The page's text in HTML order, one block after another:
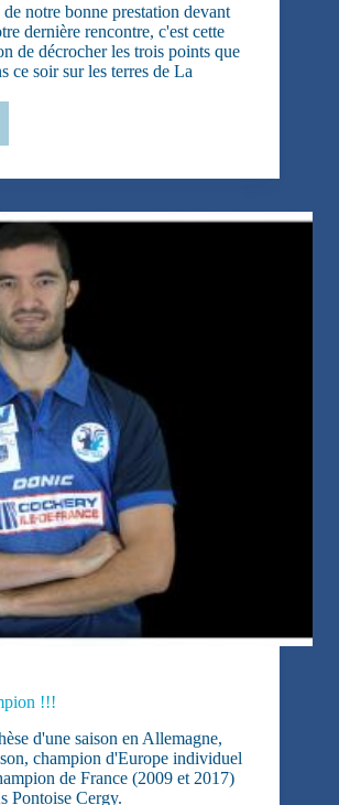
notre bonne prestation devant
dernière rencontre, c'est cette
de décrocher les trois points que
ce soir sur les terres de La
!!!
d'une saison en Allemagne,
champion d'Europe individuel
de France (2009 et 2017)
Pontoise Cergy.